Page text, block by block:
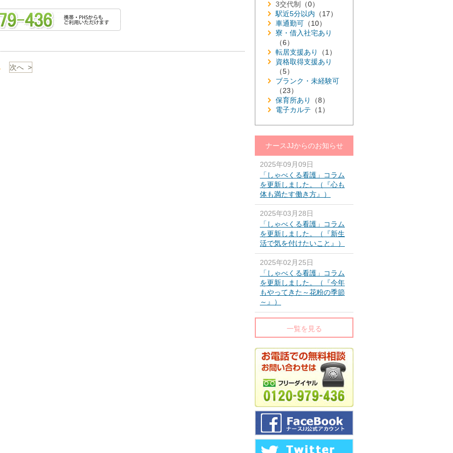
次へ >
3交代制
（0）
駅近5分以内 （17）
車通勤可 （10）
寮・借入社宅あり
（6）
転居支援あり
（1）
資格取得支援あり
（5）
ブランク・未経験可
（23）
保育所あり
（8）
電子カルテ （1）
ナースJJからのお知らせ
2025年09月09日
「しゃべくる看護」コラム
を更新しました。（『心も
体も満たす働き方』）
2025年03月28日
「しゃべくる看護」コラム
を更新しました。（『新生
活で気を付けたいこと』）
2025年02月25日
「しゃべくる看護」コラム
を更新しました。（『今年
もやってきた～花粉の季節
～』）
一覧を見る